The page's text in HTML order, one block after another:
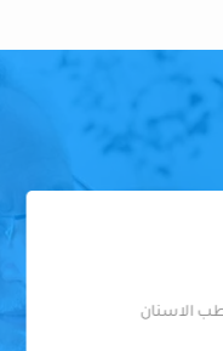
الاسنان